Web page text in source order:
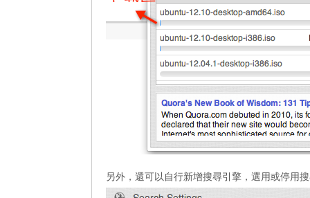
另外，還可以自行新增搜尋引擎，選用或停用